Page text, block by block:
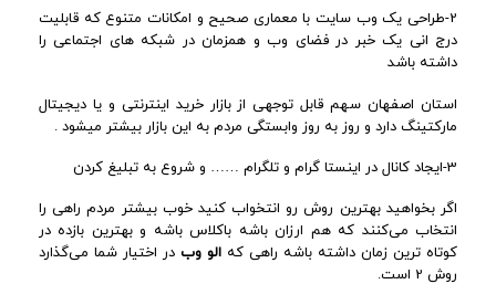
2-طراحی یک وب سایت با معماری صحیح و امکانات متنوع که قابلیت
درج انی یک خبر در فضای وب و همزمان در شبکه های اجتماعی را
داشته باشد
استان اصفهان سهم قابل توجهی از بازار خرید اینترنتی و یا دیجیتال
مارکتینگ دارد و روز به روز وابستگی مردم به این بازار بیشتر میشود .
3-ایجاد کانال در اینستا گرام و تلگرام …… و شروع به تبلیغ کردن
اگر بخواهید بهترین روش رو انتخواب کنید خوب بیشتر مردم راهی را
انتخاب می‌کنند که هم ارزان باشه باکلاس باشه و بهترین بازده در
کوتاه ترین زمان داشته باشه راهی که الو وب در اختیار شما می‌گذارد
روش 2 است.